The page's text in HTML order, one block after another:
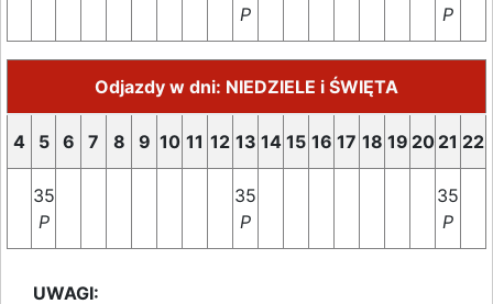
P
P
Odjazdy w dni: NIEDZIELE i ŚWIĘTA
4 5 6 7 8 9 10 11 12 13 14 15 16 17 18 19 20 21 22
35
P
35
P
35
P
UWAGI: